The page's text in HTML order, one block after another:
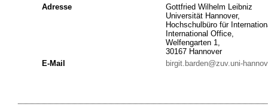
Adresse
Gottfried Wilhelm Leibniz
Universität Hannover,
Hochschulbüro für
International Office,
Welfengarten 1,
30167 Hannover
E-Mail
birgit.barden@zuv.uni-